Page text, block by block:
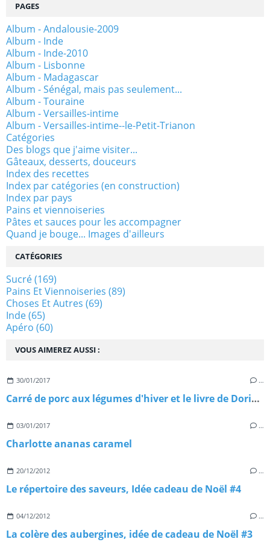
VOUS AIMEREZ AUSSI :
30/01/2017 …
Carré de porc aux légumes d'hiver et le livre de Dorian à gagner!
03/01/2017 …
Charlotte ananas caramel
20/12/2012 …
Le répertoire des saveurs, Idée cadeau de Noël #4
04/12/2012 …
La colère des aubergines, idée de cadeau de Noël #3
PAGES
Album - Andalousie-2009
Album - Inde
Album - Inde-2010
Album - Lisbonne
Album - Madagascar
Album - Sénégal, mais pas seulement...
Album - Touraine
Album - Versailles-intime
Album - Versailles-intime--le-Petit-Trianon
Catégories
Des blogs que j'aime visiter...
Gâteaux, desserts, douceurs
Index des recettes
Index par catégories (en construction)
Index par pays
Pains et viennoiseries
Pâtes et sauces pour les accompagner
Quand je bouge... Images d'ailleurs
CATÉGORIES
Sucré(169)
Pains Et Viennoiseries (89)
Choses Et Autres (69)
Inde(65)
Apéro (60)